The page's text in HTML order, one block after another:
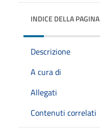
INDICE DELLA PAGINA
Descrizione
A cura di
Allegati
Contenuti correlati